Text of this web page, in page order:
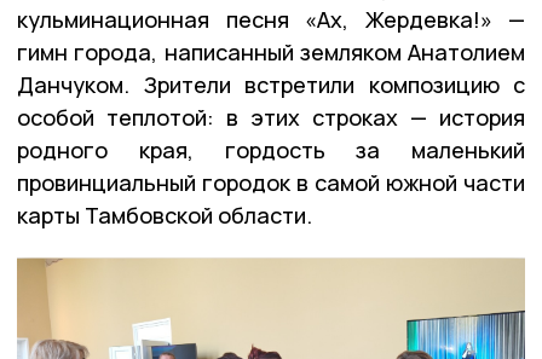
кульминационная песня «Ах, Жердевка!» —
гимн города, написанный земляком Анатолием
Данчуком. Зрители встретили композицию с
особой теплотой: в этих строках — история
родного края, гордость за маленький
провинциальный городок в самой южной части
карты Тамбовской области.